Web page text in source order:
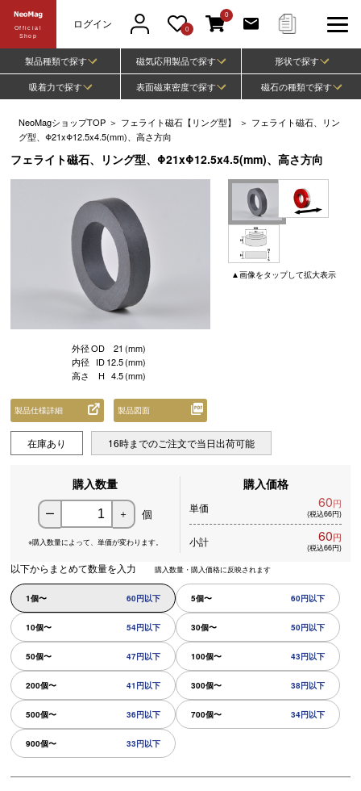
Official
Shop
ログイン 0
0
製品種類で探す 磁気応用製品で探す
形状で探す
吸着力で探す
表面磁束密度で探す 磁石の種類で探す
NeoMagショップTOP ＞ フェライト磁石【リング型】 ＞ フェライト磁石、リン
グ型、Φ21xΦ12.5x4.5(mm)、高さ方向
フェライト磁石、リング型、Φ21xΦ12.5x4.5(mm)、高さ方向
▲画像をタップして拡大表示
外径OD 21 (mm)
内径 ID12.5(mm)
高さ
H 4.5(mm)
製品仕様詳細 製品図面
在庫あり 16時までのご注文で当日出荷可能
購入数量
ー ＋ 個
※購入数量によって、 単価が変わります。
購入価格
単価 60円
(税込66円)
小計 60円
(税込66円)
以下からまとめて数量を入力 購入数量・購入価格に反映されます
1個〜 60円以下 5個〜 60円以下
10個〜 54円以下 30個〜 50円以下
50個〜 47円以下 100個〜 43円以下
200個〜 41円以下 300個〜 38円以下
500個〜 36円以下 700個〜 34円以下
900個〜 33円以下